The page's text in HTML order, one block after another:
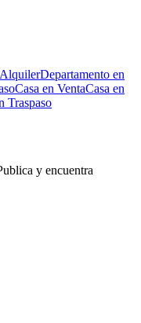
Departamento en
Casa en VentaCasa en
Traspaso
y encuentra